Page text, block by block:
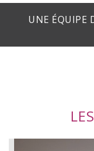
UNE ÉQUIPE